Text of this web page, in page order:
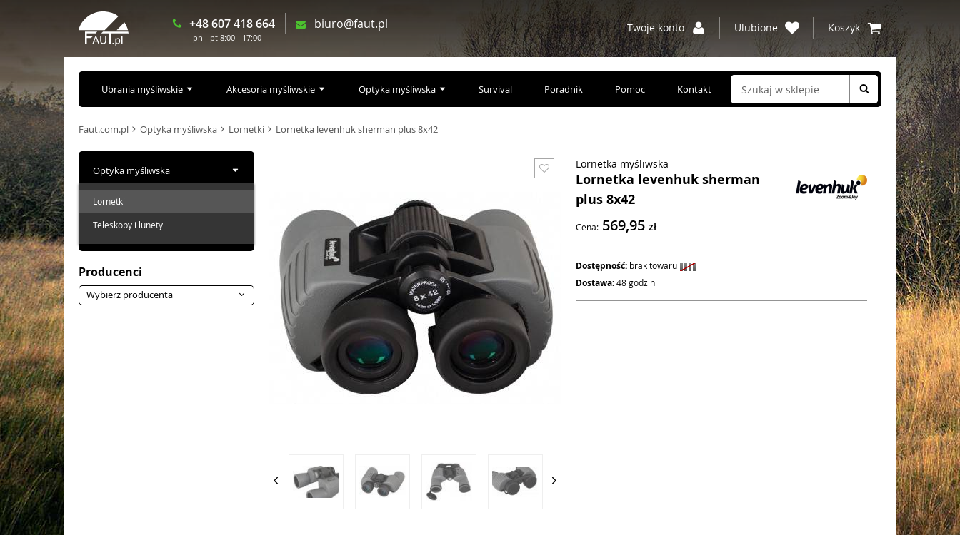
+48 607 418 664
pn - pt 8:00 - 17:00
biuro@faut.pl Twoje konto Ulubione Koszyk
Ubrania myśliwskie Akcesoria myśliwskie Optyka myśliwska Survival Poradnik Pomoc Kontakt
Faut.com.pl Optyka myśliwska Lornetki Lornetka levenhuk sherman plus 8x42
Optyka myśliwska
Lornetki
Teleskopy i lunety
Producenci
Wybierz producenta
Lornetka myśliwska
Lornetka levenhuk sherman
plus 8x42
Cena: 569,95 zł
Dostępność: brak towaru
Dostawa:48 godzin